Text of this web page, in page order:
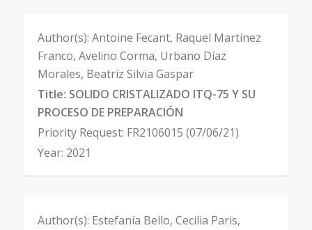
Author(s): Antoine Fecant, Raquel Martínez
Franco, Avelino Corma, Urbano Díaz
Morales, Beatriz Silvia Gaspar
Title: SOLIDO CRISTALIZADO ITQ-75 Y SU
PROCESO DE PREPARACIÓN
Priority Request: FR2106015 (07/06/21)
Year: 2021
Author(s): Estefanía Bello, Cecilia Paris,